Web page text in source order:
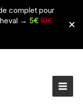
complet pour
→ 5€ 10€